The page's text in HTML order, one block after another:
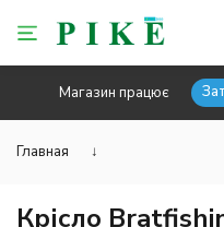
Магазин працює
Главная ↓
Крісло